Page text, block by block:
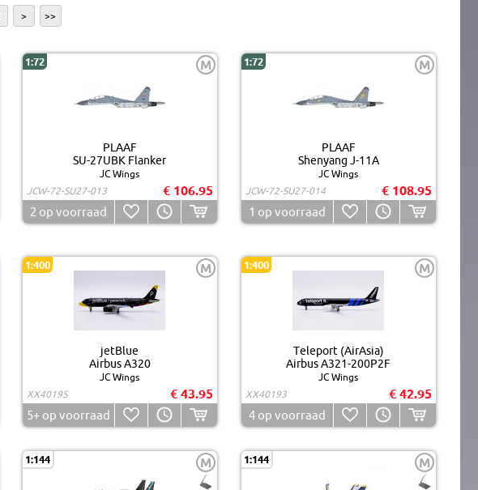
> >>
1:72 M
PLAAF
SU-27UBK Flanker
JC Wings
JCW-72-SU27-013
€ 106.95
2 op voorraad
1:72 M
PLAAF
Shenyang J-11A
JC Wings
JCW-72-SU27-014
€ 108.95
1 op voorraad
1:400 M
jetBlue
Airbus A320
JC Wings
XX40195
€ 43.95
5+op voorraad
1:400 M
Teleport (AirAsia)
Airbus A321-200P2F
JC Wings
XX40193
€ 42.95
4op voorraad
1:144 M 1:144 M